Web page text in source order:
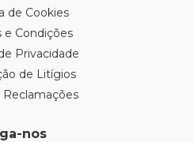
de Cookies
e Condições
Privacidade
de Litígios
Reclamações
nos